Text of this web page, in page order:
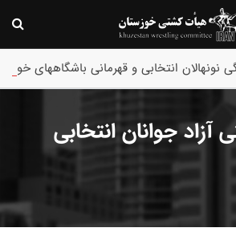
انتخابی و قهرمانی باشگاههای خوزستان/
جوانان انتخابی